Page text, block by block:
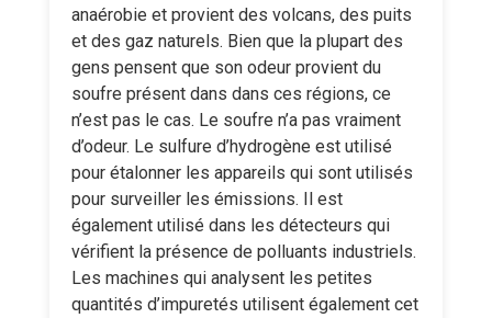
anaérobie et provient des volcans, des puits
et des gaz naturels. Bien que la plupart des
gens pensent que son odeur provient du
soufre présent dans dans ces régions, ce
n’est pas le cas. Le soufre n’a pas vraiment
d’odeur. Le sulfure d’hydrogène est utilisé
pour étalonner les appareils qui sont utilisés
pour surveiller les émissions. Il est
également utilisé dans les détecteurs qui
vérifient la présence de polluants industriels.
Les machines qui analysent les petites
quantités d’impuretés utilisent également cet